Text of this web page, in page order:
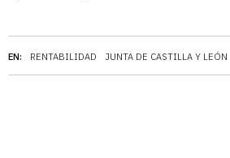
EN: RENTABILIDAD JUNTA DE CASTILLA Y LEÓN